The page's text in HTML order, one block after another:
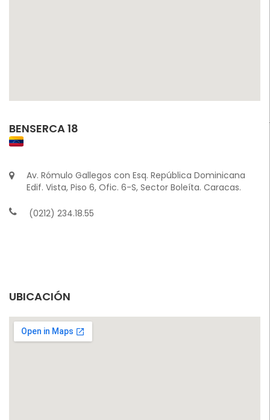
BENSERCA 18
Av. Rómulo Gallegos con Esq. República Dominicana
Edif. Vista, Piso 6, Ofic. 6-S, Sector Boleíta. Caracas.
(0212) 234.18.55
UBICACIÓN